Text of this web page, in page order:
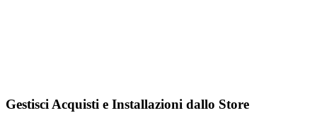
Gestisci Acquisti e Installazioni dallo Store